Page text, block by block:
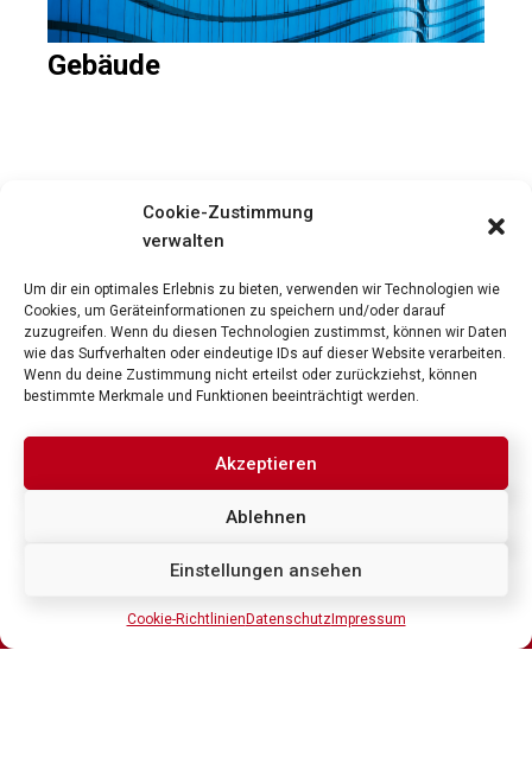
Cookie-Zustimmung
verwalten
Um dir ein optimales Erlebnis zu bieten, verwenden wir Technologien wie
Cookies, um Geräteinformationen zu speichern und/oder darauf
zuzugreifen. Wenn du diesen Technologien zustimmst, können wir Daten
wie das Surfverhalten oder eindeutige IDs auf dieser Website verarbeiten.
Wenn du deine Zustimmung nicht erteilst oder zurückziehst, können
bestimmte Merkmale und Funktionen beeinträchtigt werden.
Akzeptieren
Ablehnen
Einstellungen ansehen
Cookie-Richtlinien DatenschutzImpressum
Gebäude
Unternehmen
Über Uns
Erneuerbare Energien
Infrastruktur
Deutsch